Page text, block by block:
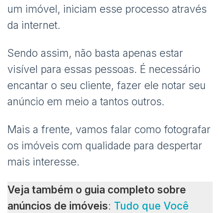
um imóvel, iniciam esse processo através
da internet.
Sendo assim, não basta apenas estar
visível para essas pessoas. É necessário
encantar o seu cliente, fazer ele notar seu
anúncio em meio a tantos outros.
Mais a frente, vamos falar como fotografar
os imóveis com qualidade para despertar
mais interesse.
Veja também o guia completo sobre
anúncios de imóveis: Tudo que Você